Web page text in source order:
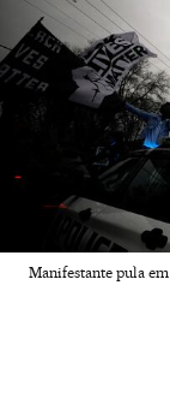
Manifestante pula